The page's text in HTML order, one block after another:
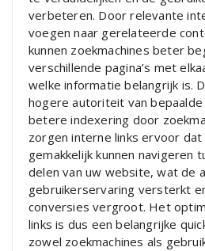
verbeteren. Door relevante
voegen naar gerelateerde
kunnen zoekmachines beter
verschillende pagina’s met
welke informatie belangrijk is.
hogere autoriteit van bepaalde
betere indexering door
zorgen interne links ervoor
gemakkelijk kunnen navigeren
delen van uw website, wat de
gebruikerservaring versterkt
conversies vergroot. Het
links is dus een belangrijke
zowel zoekmachines als